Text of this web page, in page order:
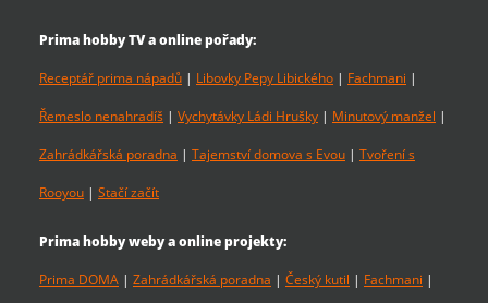
Prima hobby TV a online pořady:
Receptář prima nápadů | Libovky Pepy Libického | Fachmani |
Řemeslo nenahradíš | Vychytávky Ládi Hrušky | Minutový manžel |
Zahrádkářská poradna | Tajemství domova s Evou | Tvoření s
Rooyou | Stačí začít
Prima hobby weby a online projekty:
Prima DOMA | Zahrádkářská poradna | Český kutil | Fachmani |